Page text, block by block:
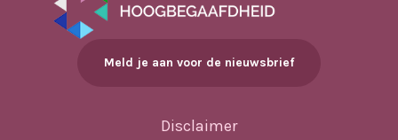
Meld je aan voor de nieuwsbrief
Disclaimer